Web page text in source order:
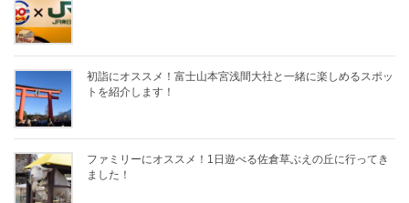
初詣にオススメ！富士山本宮浅間大社と一緒に楽しめるスポッ
トを紹介します！
ファミリーにオススメ！1日遊べる佐倉草ぶえの丘に行ってき
ました！